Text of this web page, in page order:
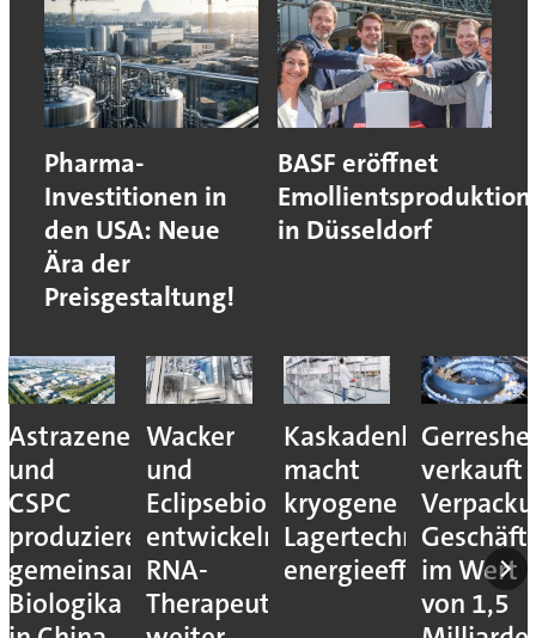
Pharma-
Investitionen in
den USA: Neue
Ära der
Preisgestaltung!
BASF eröffnet
Emollientsproduktion
in Düsseldorf
Astrazeneca
und
CSPC
produzieren
gemeinsam
Biologika
Wacker
und
Eclipsebio
entwickeln
RNA-
Therapeutika
Kaskadenkonzept
macht
kryogene
Lagertechnik
energieeffizienter
verkauft
im Wert
von 1,5